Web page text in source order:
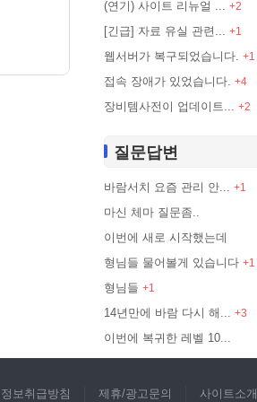
(연기) 사이트 리뉴얼 ... +2
[긴급] 자료 유실 관련... +1
웹서버가 복구되었습니다. +1
접속 장애가 있었습니다. +4
장비템사전이 업데이트... +2
질문답변
바람서치 요즘 관리 안... +1
마신 체마 질문좀..
이번에 새로 시작했는데
형님들 물어볼게 있습니다 +1
형님들 +1
14년만에 바람 다시 해... +3
이번에 복귀한 레벨 10...
보취급방침 제휴/광고문의 사이트소개